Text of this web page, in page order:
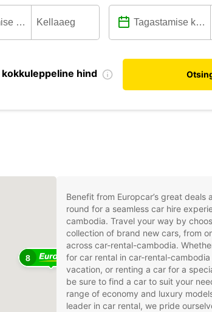
kokkuleppeline hind
8
Benefit from Europcar’s great deals
round for a seamless car hire
cambodia. Travel your way by
collection of brand new cars, from
across car-rental-cambodia.
for car rental in car-rental-
vacation, or renting a car for a
be sure to find a car to suit your
range of economy and luxury
leader in car rental, we pride